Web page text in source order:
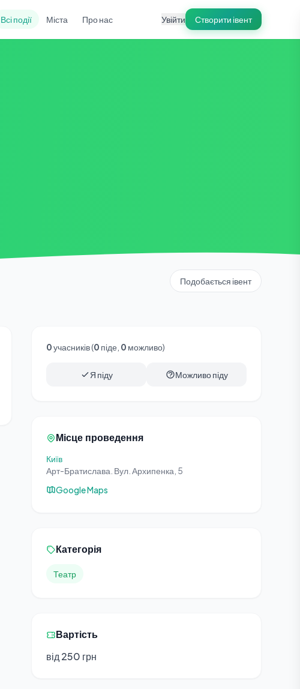
Всі події Міста Про нас Увійти Створити івент
Подобається івент
0учасників (0 піде, 0 можливо)
Я піду Можливо піду
Місце проведення
Київ
Арт-Братислава. Вул. Архипенка, 5
Google Maps
Категорія
Театр
Вартість
від 250 грн